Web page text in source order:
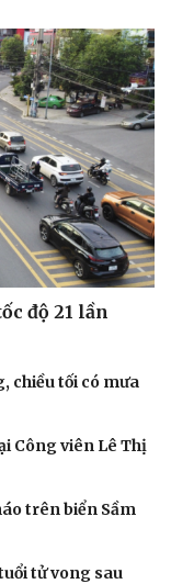
độ 21 lần
chiều tối có mưa
Công viên Lê Thị
trên biển Sầm
tử vong sau